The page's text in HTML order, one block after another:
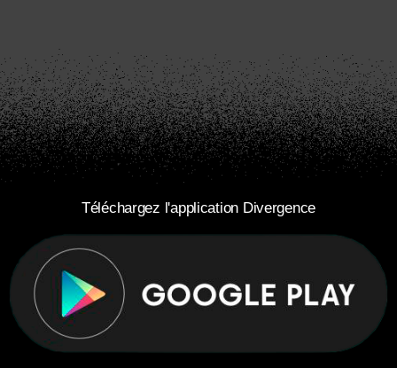
Téléchargez l'application Divergence